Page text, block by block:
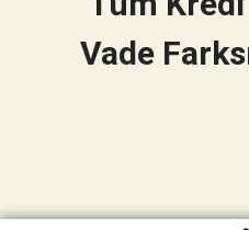
Vade